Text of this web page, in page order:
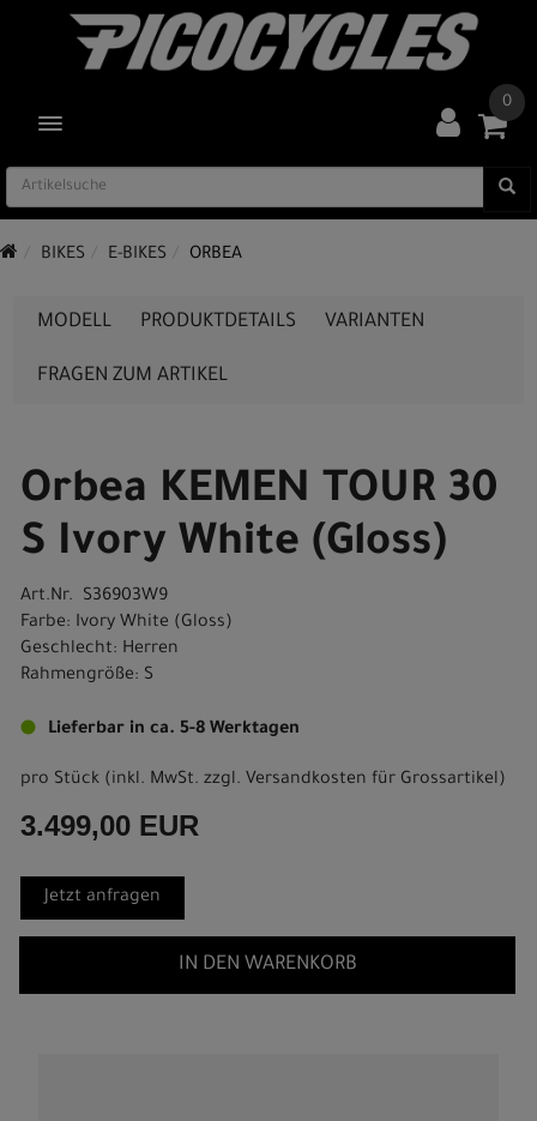
TOGGLE NAVIGATION
0
BIKES E-BIKES ORBEA
MODELL PRODUKTDETAILS VARIANTEN
FRAGEN ZUM ARTIKEL
Orbea KEMEN TOUR 30
S Ivory White (Gloss)
Art.Nr. S36903W9
Farbe: Ivory White (Gloss)
Geschlecht: Herren
Rahmengröße: S
Lieferbar in ca. 5-8 Werktagen
pro Stück (inkl. MwSt. zzgl. Versandkosten für Grossartikel)
3.499,00 EUR
Jetzt anfragen
IN DEN WARENKORB